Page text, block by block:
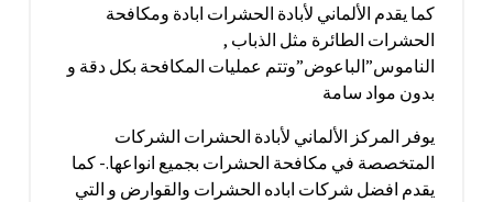
كما يقدم الألماني لأبادة الحشرات ابادة ومكافحة
الحشرات الطائرة مثل الذباب ,
الناموس”الباعوض”وتتم عمليات المكافحة بكل دقة و
بدون مواد سامة
يوفر المركز الألماني لأبادة الحشرات الشركات
المتخصصة في مكافحة الحشرات بجميع انواعها.- كما
يقدم افضل شركات اباده الحشرات والقوارض و التي